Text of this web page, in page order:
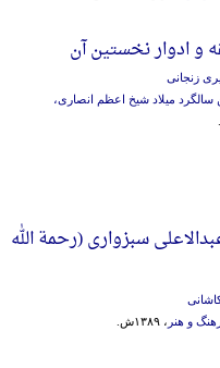
و ادوار نخستین آن
زنجانی
میلاد شیخ اعظم انصاری،
سبزواری (رحمة الله
و هنر ، ۱۳۸۹ش.